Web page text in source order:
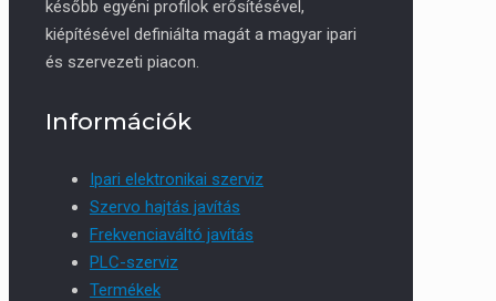
később egyéni profilok erősítésével,
kiépítésével definiálta magát a magyar ipari
és szervezeti piacon.
Információk
Ipari elektronikai szerviz
Szervo hajtás javítás
Frekvenciaváltó javítás
PLC-szerviz
Termékek